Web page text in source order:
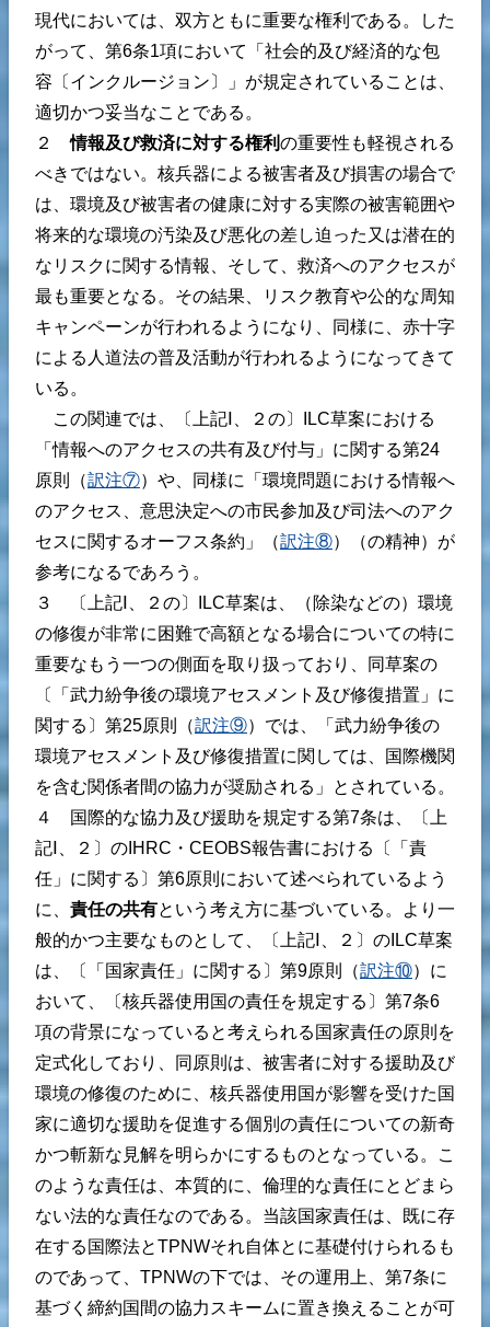
現代においては、双方ともに重要な権利である。した
がって、第6条1項において「社会的及び経済的な包
容〔インクルージョン〕」が規定されていることは、
適切かつ妥当なことである。
２情報及び救済に対する権利の重要性も軽視される
べきではない。核兵器による被害者及び損害の場合で
は、環境及び被害者の健康に対する実際の被害範囲や
将来的な環境の汚染及び悪化の差し迫った又は潜在的
なリスクに関する情報、そして、救済へのアクセスが
最も重要となる。その結果、リスク教育や公的な周知
キャンペーンが行われるようになり、同様に、赤十字
による人道法の普及活動が行われるようになってきて
いる。
この関連では、〔上記Ⅰ、２の〕ILC草案における
「情報へのアクセスの共有及び付与」に関する第24
原則（訳注⑦）や、同様に「環境問題における情報へ
のアクセス、意思決定への市民参加及び司法へのアク
セスに関するオーフス条約」（訳注⑧）（の精神）が
参考になるであろう。
３ 〔上記Ⅰ、２の〕ILC草案は、（除染などの）環境
の修復が非常に困難で高額となる場合についての特に
重要なもう一つの側面を取り扱っており、同草案の
〔「武力紛争後の環境アセスメント及び修復措置」に
関する〕第25原則（訳注⑨）では、「武力紛争後の
環境アセスメント及び修復措置に関しては、国際機関
を含む関係者間の協力が奨励される」とされている。
４ 国際的な協力及び援助を規定する第7条は、〔上
記Ⅰ、２〕のIHRC・CEOBS報告書における〔「責
任」に関する〕第6原則において述べられているよう
に、 責任の共有という考え方に基づいている。より一
般的かつ主要なものとして、〔上記Ⅰ、２〕のILC草案
は、〔「国家責任」に関する〕第9原則（訳注⑩）に
おいて、〔核兵器使用国の責任を規定する〕第7条6
項の背景になっていると考えられる国家責任の原則を
定式化しており、同原則は、被害者に対する援助及び
環境の修復のために、核兵器使用国が影響を受けた国
家に適切な援助を促進する個別の責任についての新奇
かつ斬新な見解を明らかにするものとなっている。こ
のような責任は、本質的に、倫理的な責任にとどまら
ない法的な責任なのである。当該国家責任は、既に存
在する国際法とTPNWそれ自体とに基礎付けられるも
のであって、TPNWの下では、その運用上、第7条に
基づく締約国間の協力スキームに置き換えることが可